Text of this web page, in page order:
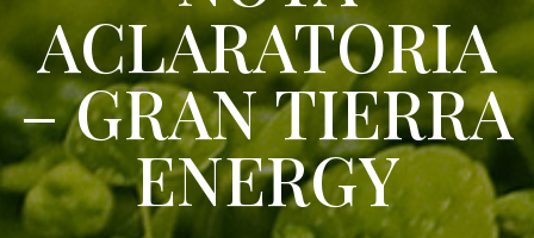
ACLARATORIA
– GRAN TIERRA
ENERGY